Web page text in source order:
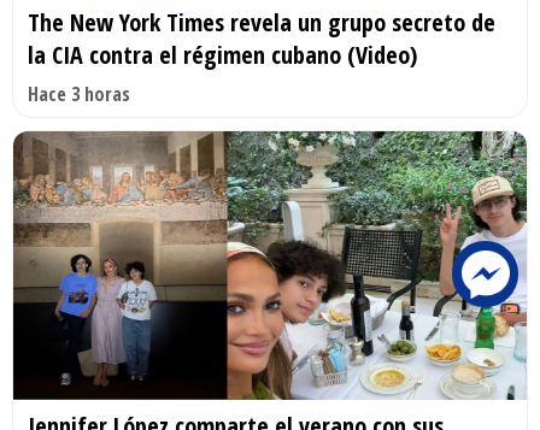
The New York Times revela un grupo secreto de
la CIA contra el régimen cubano (Video)
Hace 3 horas